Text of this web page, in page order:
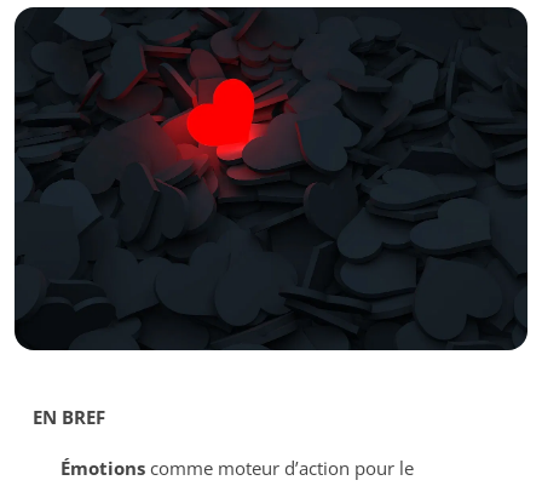
EN BREF
Émotionscomme moteur d’action pour le